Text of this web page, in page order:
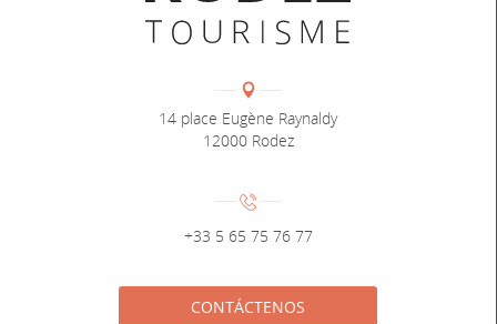
Coordonnées
Adresse :
14 place Eugène Raynaldy
12000 Rodez
Numéro de téléphone :
+33 5 65 75 76 77
CONTÁCTENOS